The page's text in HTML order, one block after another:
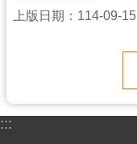
上版日期：114-09-15
:::